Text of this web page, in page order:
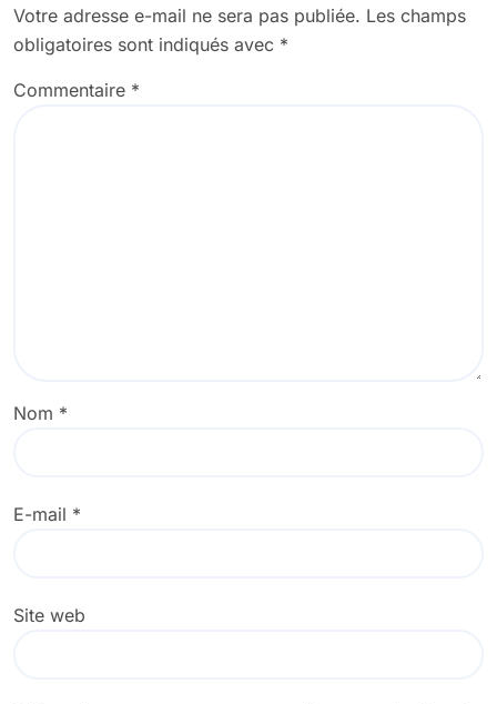
Votre adresse e-mail ne sera pas publiée. Les champs
obligatoires sont indiqués avec *
Commentaire *
Nom *
E-mail *
Site web